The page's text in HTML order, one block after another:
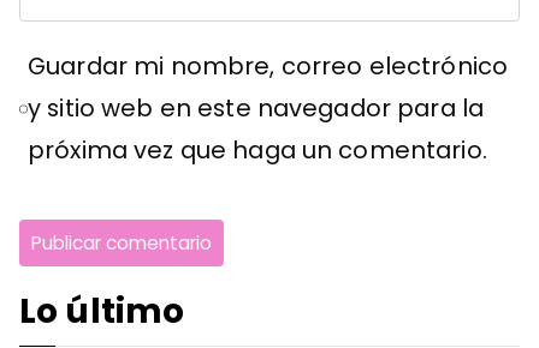
Guardar mi nombre, correo electrónico
y sitio web en este navegador para la
próxima vez que haga un comentario.
Lo último